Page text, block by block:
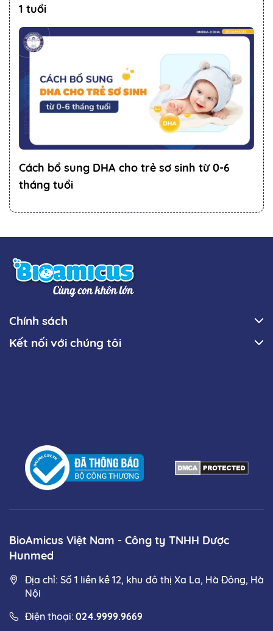
1 tuổi
Cách bổ sung DHA cho trẻ sơ sinh từ 0-6
tháng tuổi
BioAmicus Việt Nam - Công ty TNHH Dược
Hunmed
Địa chỉ: Số 1 liền kề 12, khu đô thị Xa La, Hà Đông, Hà
Nội
Điện thoại: 024.9999.9669
Chính sách
Kết nối với chúng tôi